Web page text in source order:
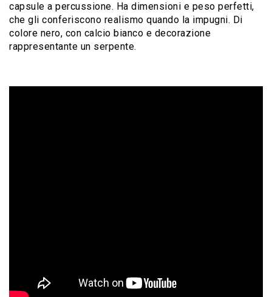
capsule a percussione. Ha dimensioni e peso perfetti,
che gli conferiscono realismo quando la impugni. Di
colore nero, con calcio bianco e decorazione
rappresentante un serpente.